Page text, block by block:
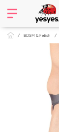
BDSM & Fetish